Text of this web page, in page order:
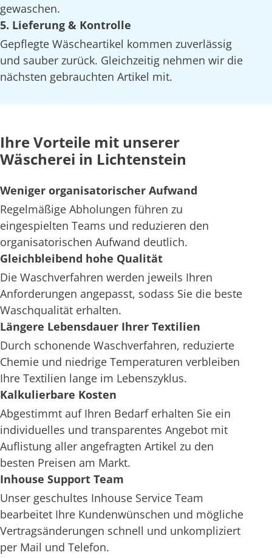
gewaschen.
5. Lieferung & Kontrolle
Gepflegte Wäscheartikel kommen zuverlässig
und sauber zurück. Gleichzeitig nehmen wir die
nächsten gebrauchten Artikel mit.
Ihre Vorteile mit unserer
Wäscherei in Lichtenstein
Weniger organisatorischer Aufwand
Regelmäßige Abholungen führen zu
eingespielten Teams und reduzieren den
organisatorischen Aufwand deutlich.
Gleichbleibend hohe Qualität
Die Waschverfahren werden jeweils Ihren
Anforderungen angepasst, sodass Sie die beste
Waschqualität erhalten.
Längere Lebensdauer Ihrer Textilien
Durch schonende Waschverfahren, reduzierte
Chemie und niedrige Temperaturen verbleiben
Ihre Textilien lange im Lebenszyklus.
Kalkulierbare Kosten
Abgestimmt auf Ihren Bedarf erhalten Sie ein
individuelles und transparentes Angebot mit
Auflistung aller angefragten Artikel zu den
besten Preisen am Markt.
Inhouse Support Team
Unser geschultes Inhouse Service Team
bearbeitet Ihre Kundenwünschen und mögliche
Vertragsänderungen schnell und unkompliziert
per Mail und Telefon.